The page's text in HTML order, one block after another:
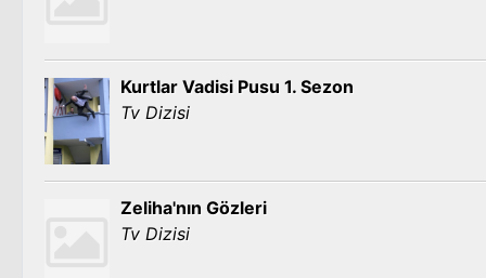
Kurtlar Vadisi Pusu 1. Sezon
Tv Dizisi
Zeliha'nın Gözleri
Tv Dizisi